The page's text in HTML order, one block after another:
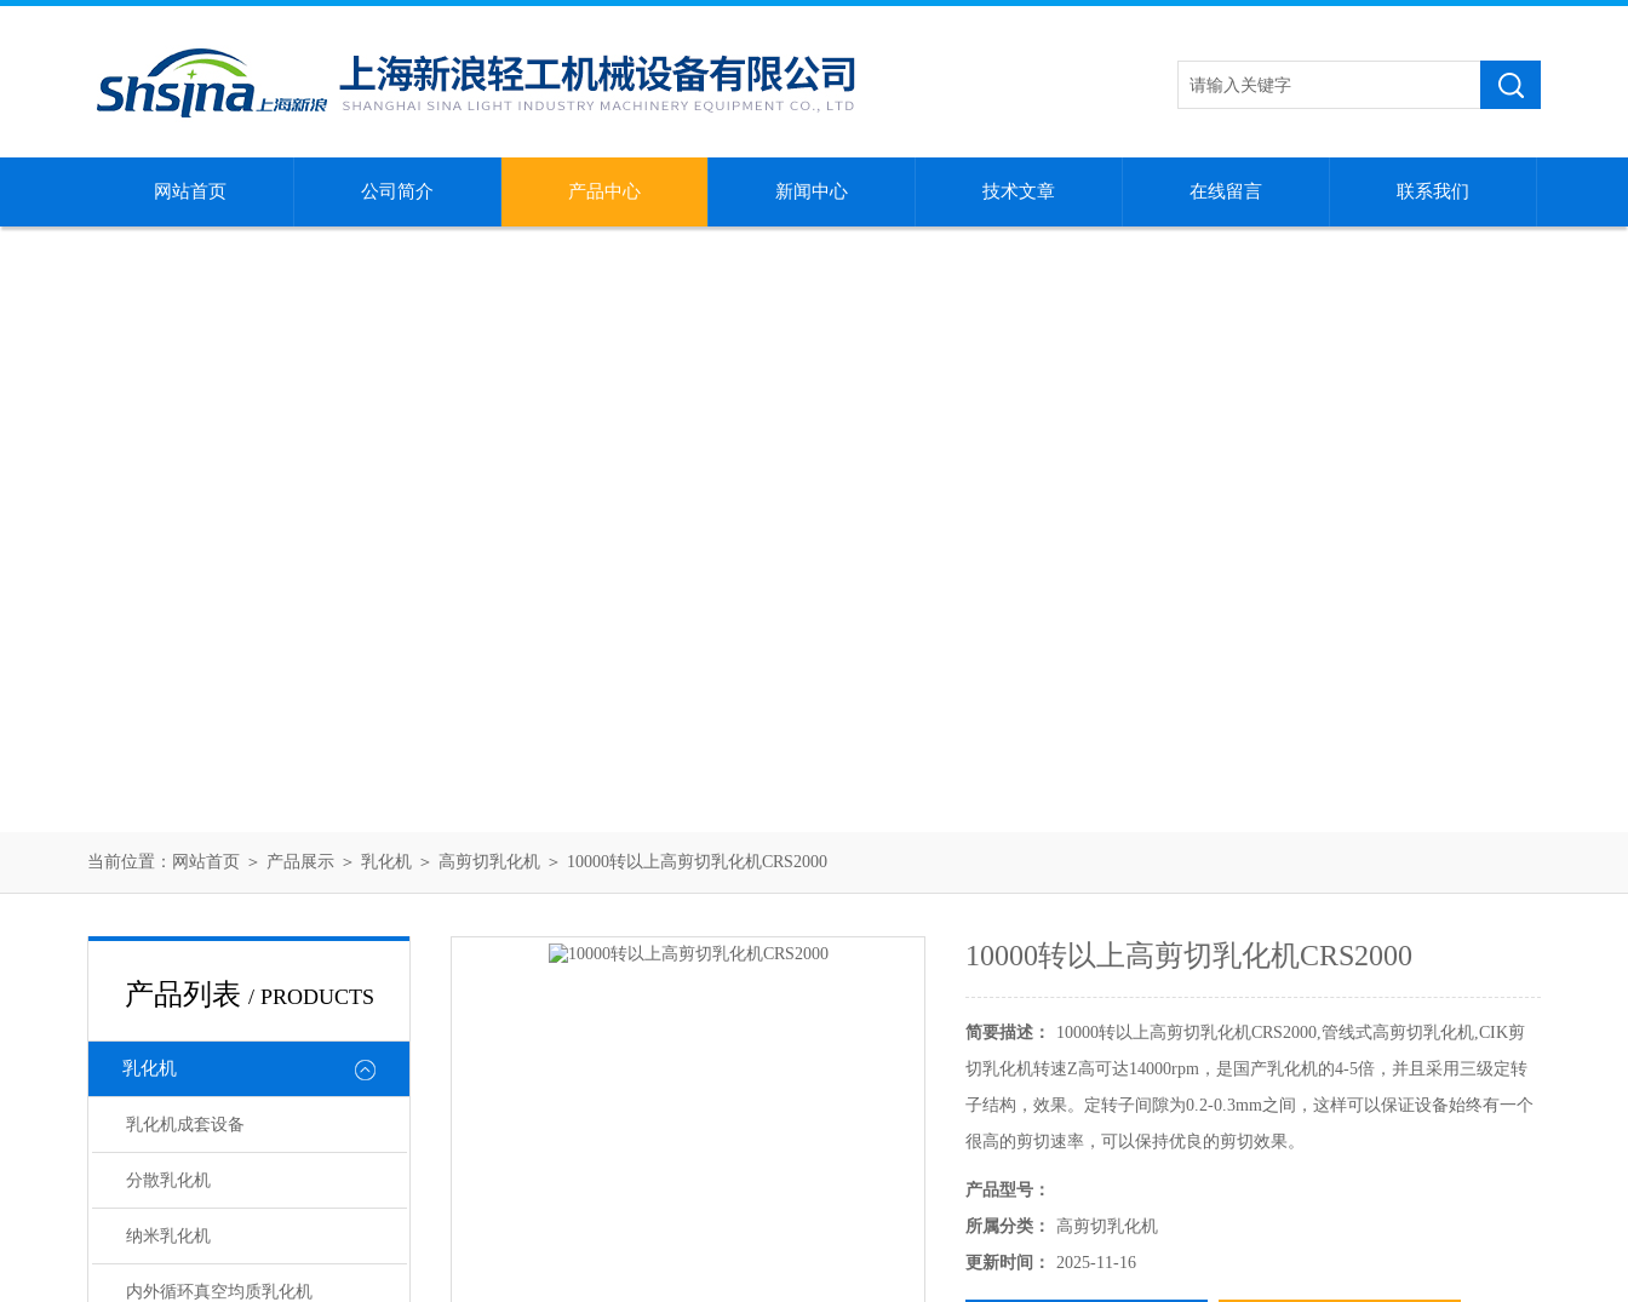
网站首页 公司简介 产品中心 新闻中心 技术文章 在线留言 联系我们
当前位置： 网站首页 ＞ 产品展示 ＞ 乳化机 ＞ 高剪切乳化机 ＞ 10000转以上高剪切乳化机CRS2000
产品列表 / PRODUCTS
乳化机
乳化机成套设备
分散乳化机
纳米乳化机
内外循环真空均质乳化机
10000转以上高剪切乳化机CRS2000
简要描述：
10000转以上高剪切乳化机CRS2000,管线式高剪切乳化机,CIK剪
切乳化机转速Z高可达14000rpm，是国产乳化机的4-5倍，并且采用三级定转
子结构，效果。定转子间隙为0.2-0.3mm之间，这样可以保证设备始终有一个
很高的剪切速率，可以保持优良的剪切效果。
产品型号：
所属分类：
高剪切乳化机
更新时间：
2025-11-16